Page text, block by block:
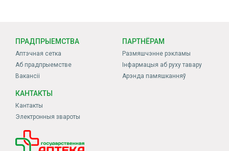
ПРАДПРЫЕМСТВА
Аптэчная сетка
Аб прадпрыемстве
Вакансіі
ПАРТНЁРАМ
Размяшчэнне рэкламы
Інфармацыя аб руху тавару
Арэнда памяшканняў
КАНТАКТЫ
Кантакты
Электронныя звароты